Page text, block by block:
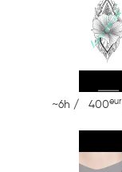
~6h / 400eur